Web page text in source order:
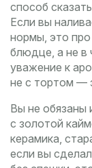
способ
Если вы
нормы, это
блюдце, а не в
уважение к
не с тортом —
Вы не обязаны
с золотой
керамика,
если вы